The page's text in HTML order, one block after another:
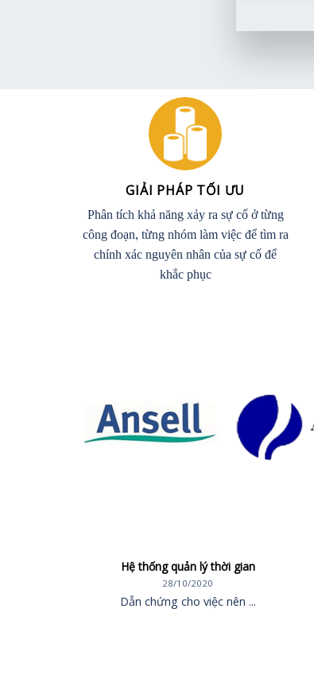
GIẢI PHÁP TỐI ƯU
Phân tích khả năng xảy ra sự cố ở từng
công đoạn, từng nhóm làm việc để tìm ra
chính xác nguyên nhân của sự cố để
khắc phục
Hệ thống quản lý thời gian
28/10/2020
Dẫn chứng cho việc nên ...